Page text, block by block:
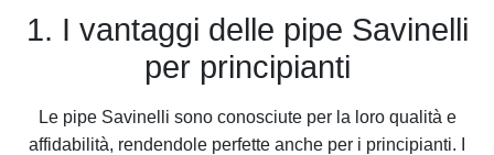
1. I vantaggi delle pipe Savinelli
per principianti
Le pipe Savinelli sono conosciute per la loro qualità e
affidabilità, rendendole perfette anche per i principianti. I